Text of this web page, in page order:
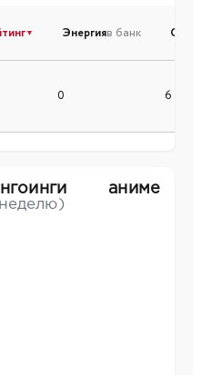
▼ Энергияв банк
0 6
аниме